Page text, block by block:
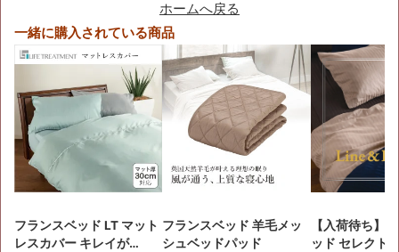
ホームへ戻る
一緒に購入されている商品
フランスベッド LT マット
レスカバー キレイが…
フランスベッド 羊毛メッ
シュベッドパッド
【入荷待ち】
ッド セレクト